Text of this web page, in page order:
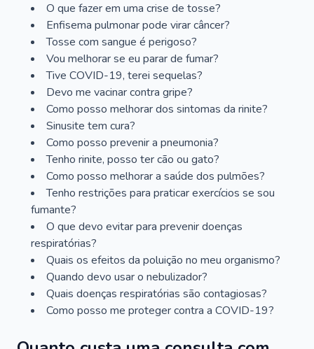
O que fazer em uma crise de tosse?
Enfisema pulmonar pode virar câncer?
Tosse com sangue é perigoso?
Vou melhorar se eu parar de fumar?
Tive COVID-19, terei sequelas?
Devo me vacinar contra gripe?
Como posso melhorar dos sintomas da rinite?
Sinusite tem cura?
Como posso prevenir a pneumonia?
Tenho rinite, posso ter cão ou gato?
Como posso melhorar a saúde dos pulmões?
Tenho restrições para praticar exercícios se sou
fumante?
O que devo evitar para prevenir doenças
respiratórias?
Quais os efeitos da poluição no meu organismo?
Quando devo usar o nebulizador?
Quais doenças respiratórias são contagiosas?
Como posso me proteger contra a COVID-19?